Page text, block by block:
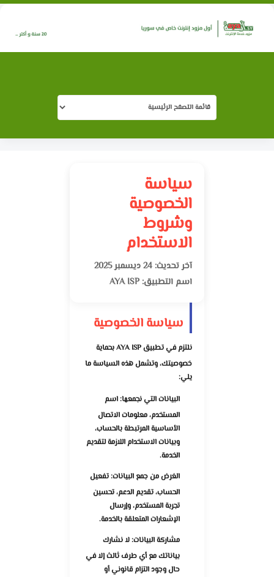
سياسة
الخصوصية
وشروط
الاستخدام
آخر تحديث: 24 ديسمبر 2025
اسم التطبيق: AYA ISP
سياسة الخصوصية
نلتزم في تطبيقAYA ISPبحماية
خصوصيتك، وتشمل هذه السياسة ما
يلي:
البيانات التي نجمعها:اسم
المستخدم، معلومات الاتصال
الأساسية المرتبطة بالحساب،
وبيانات الاستخدام اللازمة لتقديم
الخدمة.
الغرض من جمع البيانات:تفعيل
الحساب، تقديم الدعم، تحسين
تجربة المستخدم، وإرسال
الإشعارات المتعلقة بالخدمة.
مشاركة البيانات:لا نشارك
بياناتك مع أي طرف ثالث إلا في
حال وجود التزام قانوني أو